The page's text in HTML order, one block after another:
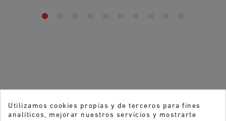
Utilizamos cookies propias y de terceros para fines
analíticos, mejorar nuestros servicios y mostrarte